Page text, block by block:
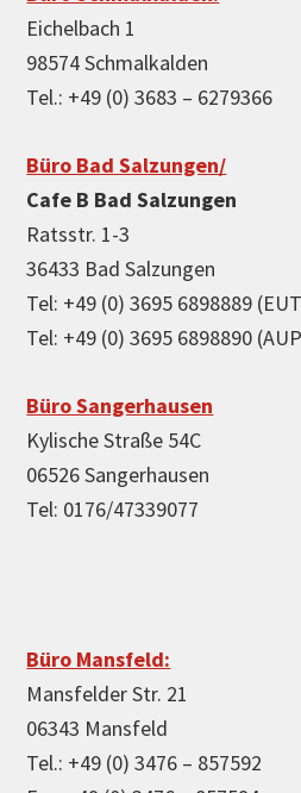
Eichelbach 1
98574 Schmalkalden
Tel.: +49 (0) 3683 – 6279366
Büro Bad Salzungen/
Cafe B Bad Salzungen
Ratsstr. 1-3
36433 Bad Salzungen
Tel: +49 (0) 3695 6898889
Tel: +49 (0) 3695 6898890
Büro Sangerhausen
Kylische Straße 54C
06526 Sangerhausen
Tel: 0176/47339077
Büro Mansfeld:
Mansfelder Str. 21
06343 Mansfeld
Tel.: +49 (0) 3476 – 857592